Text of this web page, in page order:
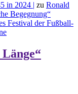
in 2024 | zu Ronald
Begegnung“
Festival der Fußball-